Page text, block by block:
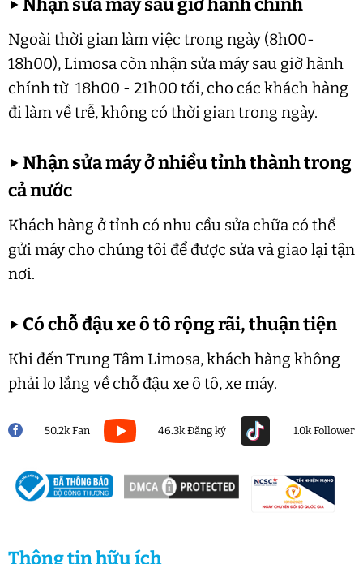
▶Nhận sửa máy sau giờ hành chính
Ngoài thời gian làm việc trong ngày (8h00-
18h00), Limosa còn nhận sửa máy sau giờ hành
chính từ 18h00 - 21h00 tối, cho các khách hàng
đi làm về trễ, không có thời gian trong ngày.
▶Nhận sửa máy ở nhiều tỉnh thành trong
cả nước
Khách hàng ở tỉnh có nhu cầu sửa chữa có thể
gửi máy cho chúng tôi để được sửa và giao lại tận
nơi.
▶ Có chỗ đậu xe ô tô rộng rãi, thuận tiện
Khi đến Trung Tâm Limosa, khách hàng không
phải lo lắng về chỗ đậu xe ô tô, xe máy.
50.2k Fan 46.3k Đăng ký 1.0k Follower
Thông tin hữu ích